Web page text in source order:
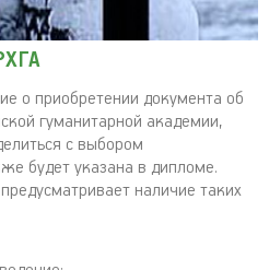
о приобретении документа об
гуманитарной академии,
с выбором
будет указана в дипломе.
наличие таких